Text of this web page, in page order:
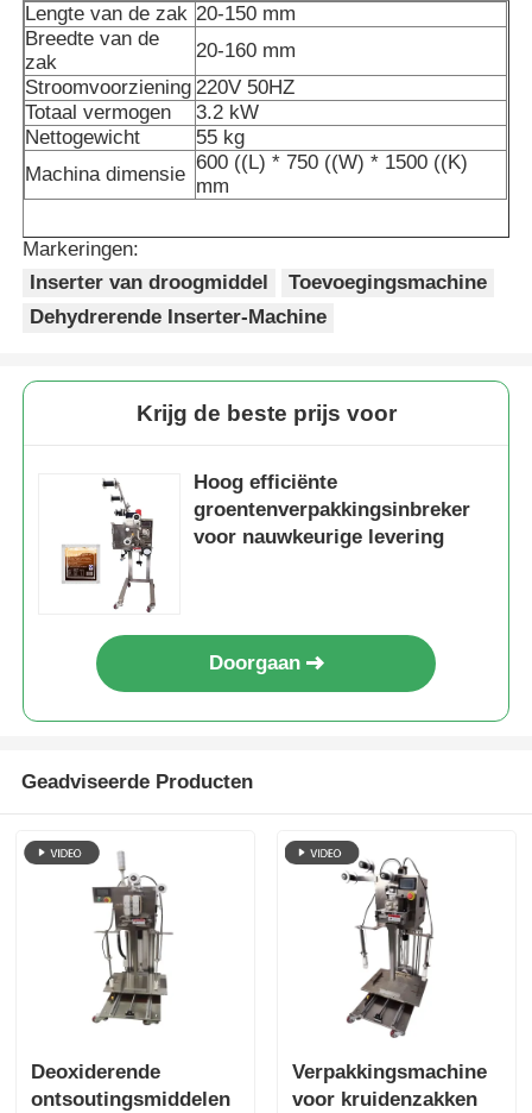
Lengte van de zak 20-150 mm
Breedte van de
zak
20-160 mm
Stroomvoorziening 220V 50HZ
Totaal vermogen
3.2 kW
Nettogewicht
55 kg
Machina dimensie
600 ((L) * 750 ((W) * 1500 ((K)
mm
Markeringen:
Inserter van droogmiddel
Toevoegingsmachine
Dehydrerende Inserter-Machine
Krijg de beste prijs voor
Hoog efficiënte
groentenverpakkingsinbreker
voor nauwkeurige levering
Doorgaan
Geadviseerde Producten
Deoxiderende
ontsoutingsmiddelen
Verpakkingsmachine
voor kruidenzakken